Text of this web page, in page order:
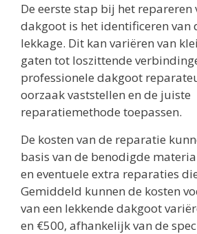
De eerste stap bij het repareren
dakgoot is het identificeren van
lekkage. Dit kan variëren van
gaten tot loszittende
professionele dakgoot
oorzaak vaststellen en de juiste
reparatiemethode toepassen.
De kosten van de reparatie
basis van de benodigde
en eventuele extra reparaties
Gemiddeld kunnen de kosten
van een lekkende dakgoot
en €500, afhankelijk van de